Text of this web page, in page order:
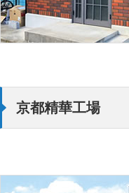
京都精華工場